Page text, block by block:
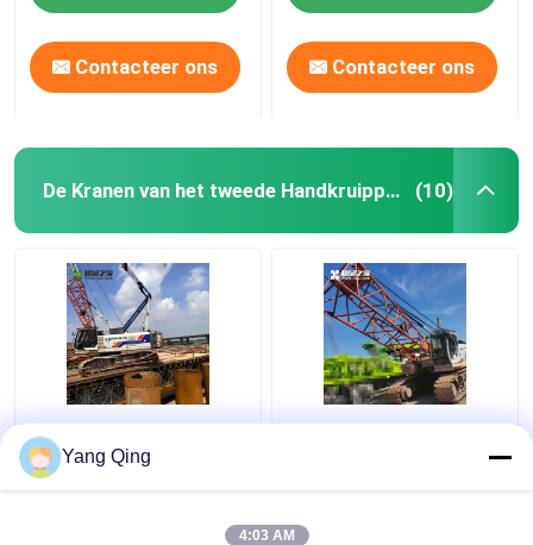
Contacteer ons Contacteer ons
De Kranen van het tweede Handkruippakje (10)
75ton de gebruikte
Kranen Zoomlion
ZCC750V van het
Gebruikte Zoomlion
QUY80 80 Ton Crawler
Yang Qing
4:03 AM